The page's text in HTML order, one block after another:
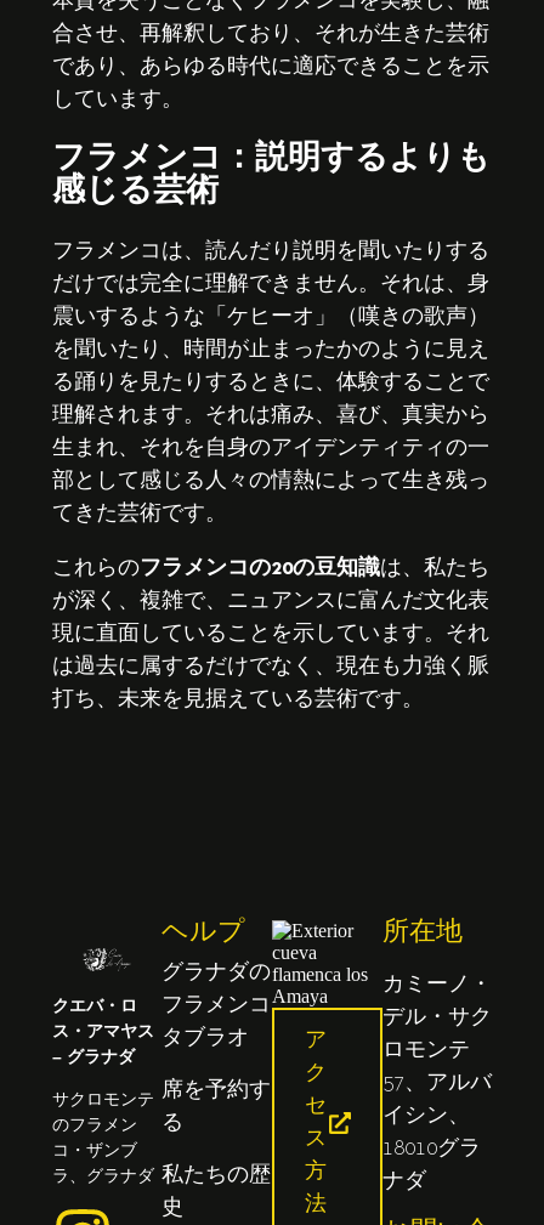
合させ、再解釈しており、それが生きた芸術
であり、あらゆる時代に適応できることを示
しています。
フラメンコ：説明するよりも
感じる芸術
フラメンコは、読んだり説明を聞いたりする
だけでは完全に理解できません。それは、身
震いするような「ケヒーオ」（嘆きの歌声）
を聞いたり、時間が止まったかのように見え
る踊りを見たりするときに、体験することで
理解されます。それは痛み、喜び、真実から
生まれ、それを自身のアイデンティティの一
部として感じる人々の情熱によって生き残っ
てきた芸術です。
これらのフラメンコの20の豆知識は、私たち
が深く、複雑で、ニュアンスに富んだ文化表
現に直面していることを示しています。それ
は過去に属するだけでなく、現在も力強く脈
打ち、未来を見据えている芸術です。
クエバ・ロ
ス・アマヤス
– グラナダ
サクロモンテ
のフラメン
コ・ザンブ
ラ、グラナダ
ヘルプ
グラナダの
フラメンコ
タブラオ
席を予約す
る
私たちの歴
史
ア
ク
セ
ス
方
法
所在地
カミーノ・
デル・サク
ロモンテ
57、アルバ
イシン、
18010グラ
ナダ